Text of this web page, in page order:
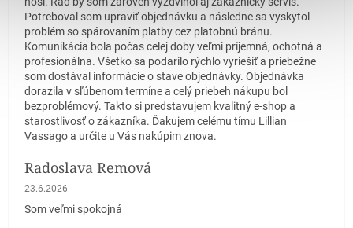
Potreboval som upraviť objednávku a následne sa vyskytol
problém so spárovaním platby cez platobnú bránu.
Komunikácia bola počas celej doby veľmi príjemná, ochotná a
profesionálna. Všetko sa podarilo rýchlo vyriešiť a priebežne
som dostával informácie o stave objednávky. Objednávka
dorazila v sľúbenom termíne a celý priebeh nákupu bol
bezproblémový. Takto si predstavujem kvalitný e-shop a
starostlivosť o zákazníka. Ďakujem celému tímu Lillian
Vassago a určite u Vás nakúpim znova.
Radoslava Remová
Hodnotenie obchodu je 5 z 5 hviezdičiek.
23.6.2026
Som veľmi spokojná